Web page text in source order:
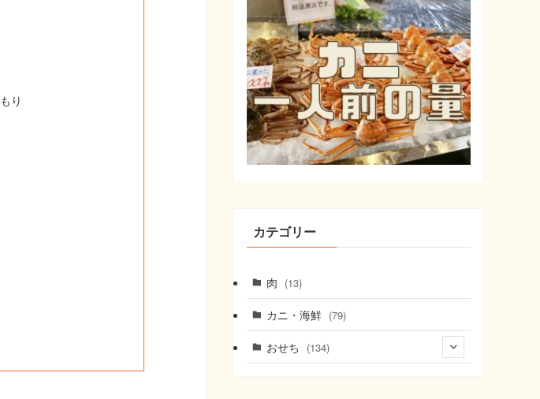
り
カテゴリー
肉 (13)
カニ・海鮮 (79)
おせち (134)